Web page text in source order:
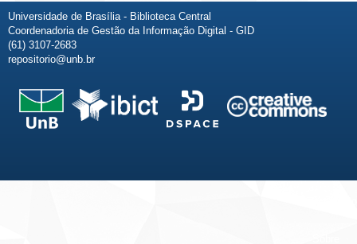
Universidade de Brasília - Biblioteca Central
Coordenadoria de Gestão da Informação Digital - GID
(61) 3107-2683
repositorio@unb.br